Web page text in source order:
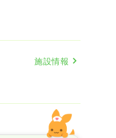
施設情報